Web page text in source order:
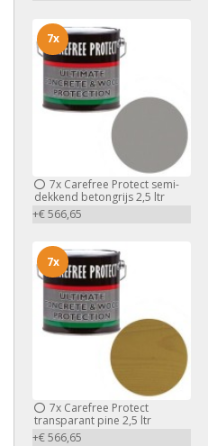
7x Carefree Protect semi-
dekkend betongrijs 2,5 ltr
+€ 566,65
7x
7x Carefree Protect
transparant pine 2,5 ltr
+€ 566,65
7x